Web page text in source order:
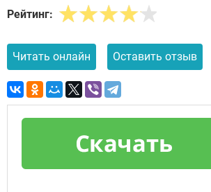
Рейтинг:
Читать онлайн Оставить отзыв